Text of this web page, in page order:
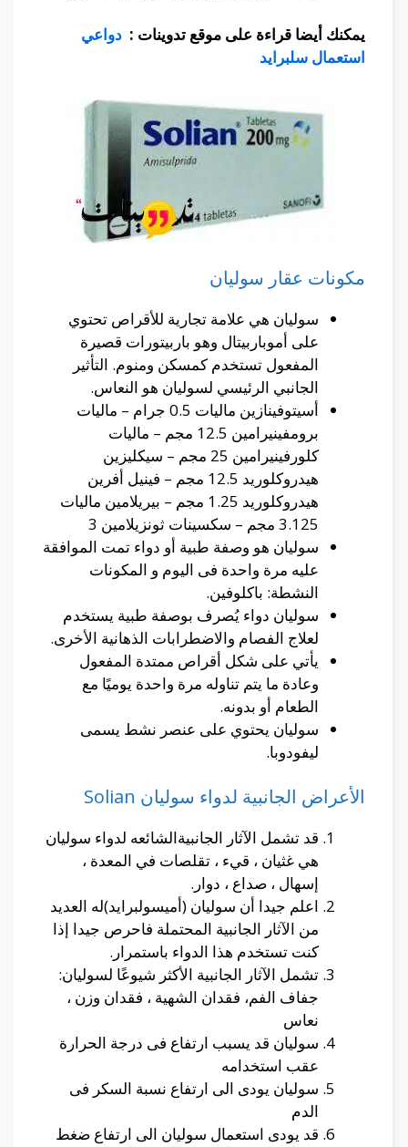
يمكنك أيضا قراءة على موقع تدوينات : دواعي
استعمال سلبرايد
مكونات عقار سوليان
سوليان هي علامة تجارية للأقراص تحتوي
على أموباربيتال وهو باربيتورات قصيرة
المفعول تستخدم كمسكن ومنوم. التأثير
الجانبي الرئيسي لسوليان هو النعاس.
أسيتوفينازين ماليات 0.5 جرام – ماليات
برومفينيرامين 12.5 مجم – ماليات
كلورفينيرامين 25 مجم – سيكليزين
هيدروكلوريد 12.5 مجم – فينيل أفرين
هيدروكلوريد 1.25 مجم – بيريلامين ماليات
3.125 مجم – سكسينات ثونزيلامين 3
سوليان هو وصفة طبية أو دواء تمت الموافقة
عليه مرة واحدة فى اليوم و المكونات
النشطة: باكلوفين.
سوليان دواء يُصرف بوصفة طبية يستخدم
لعلاج الفصام والاضطرابات الذهانية الأخرى.
يأتي على شكل أقراص ممتدة المفعول
وعادة ما يتم تناوله مرة واحدة يوميًا مع
الطعام أو بدونه.
سوليان يحتوي على عنصر نشط يسمى
ليفودوبا.
الأعراض الجانبية لدواء سوليان Solian
قد تشمل الآثار الجانبيةالشائعه لدواء سوليان
هي غثيان ، قيء ، تقلصات في المعدة ،
إسهال ، صداع ، دوار.
اعلم جيدا أن سوليان (أميسولبرايد)له العديد
من الآثار الجانبية المحتملة فاحرص جيدا إذا
كنت تستخدم هذا الدواء باستمرار.
تشمل الآثار الجانبية الأكثر شيوعًا لسوليان:
جفاف الفم، فقدان الشهية ، فقدان وزن ،
نعاس
سوليان قد يسبب ارتفاع فى درجة الحرارة
عقب استخدامه
سوليان يودى الى ارتفاع نسبة السكر فى
الدم
قد يودى استعمال سوليان الى ارتفاع ضغط